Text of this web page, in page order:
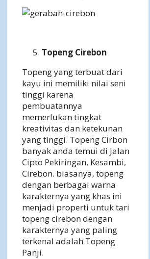
Topeng Cirebon
Topeng yang terbuat dari
kayu ini memiliki nilai seni
tinggi karena
pembuatannya
memerlukan tingkat
kreativitas dan ketekunan
yang tinggi. Topeng Cirbon
banyak anda temui di Jalan
Cipto Pekiringan, Kesambi,
Cirebon. biasanya, topeng
dengan berbagai warna
karakternya yang khas ini
menjadi properti untuk tari
topeng cirebon dengan
karakternya yang paling
terkenal adalah Topeng
Panji.